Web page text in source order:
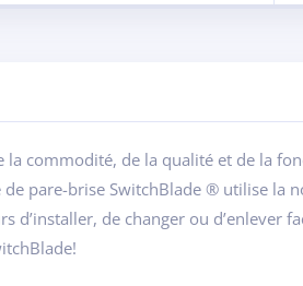
commodité, de la qualité et de la
pare-brise SwitchBlade ® utilise la
de changer ou d’enlever